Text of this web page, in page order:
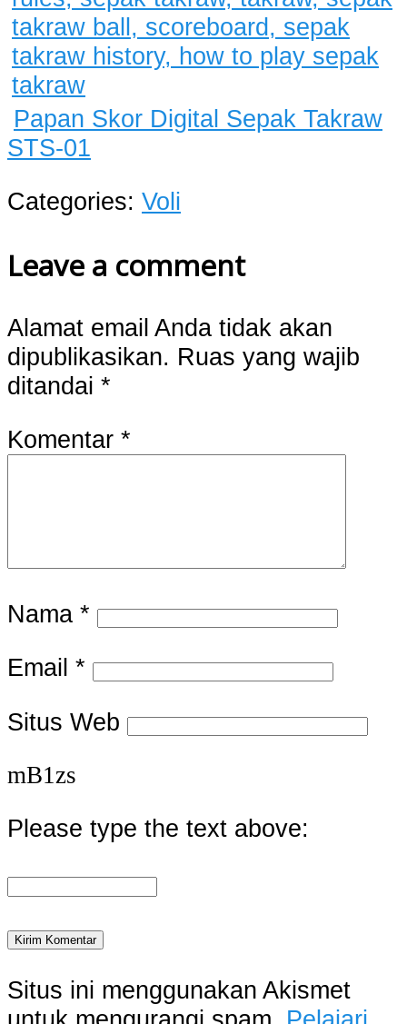
Papan Skor Digital Sepak Takraw
STS-01
Categories: Voli
Leave a comment
Alamat email Anda tidak akan
dipublikasikan. Ruas yang wajib
ditandai *
Komentar *
Nama *
Email *
Situs Web
mB1zs
Please type the text above:
Situs ini menggunakan Akismet